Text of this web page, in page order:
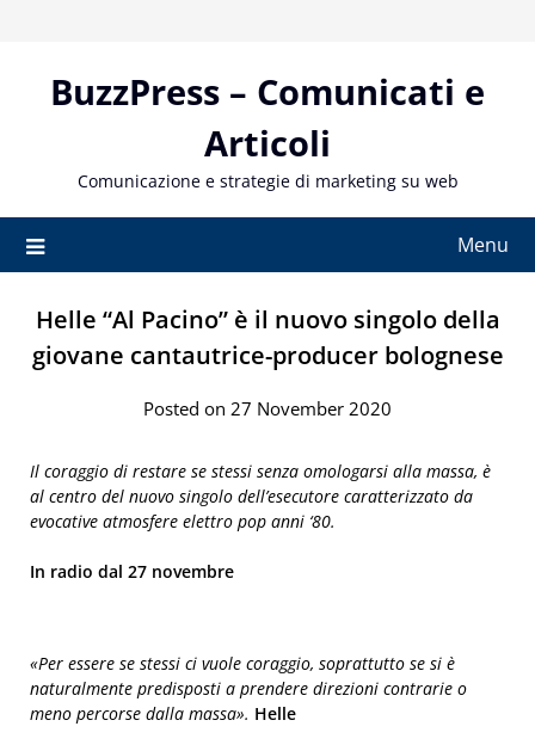
contentBuzzPress – Comunicati e
Articoli
Comunicazione e strategie di marketing su web
Menu
Helle “Al Pacino” è il nuovo singolo della
giovane cantautrice-producer bolognese
Posted on 27 November 2020
Il coraggio di restare se stessi senza omologarsi alla massa, è
al centro del nuovo singolo dell’esecutore caratterizzato da
evocative atmosfere elettro pop anni ‘80.
In radio dal 27 novembre
«Per essere se stessi ci vuole coraggio, soprattutto se si è
naturalmente predisposti a prendere direzioni contrarie o
meno percorse dalla massa». Helle